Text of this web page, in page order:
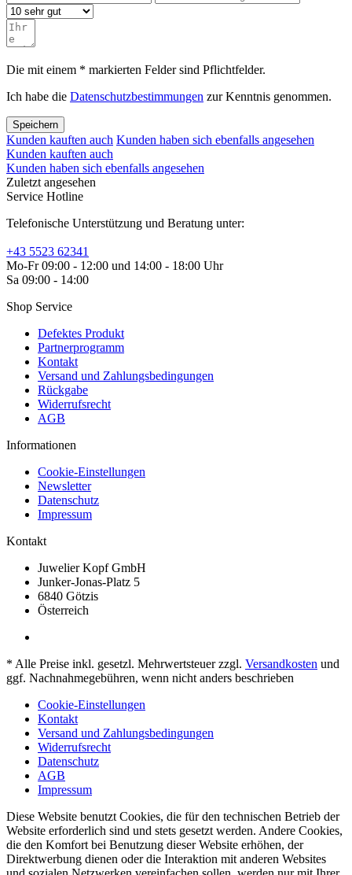
Die mit einem * markierten Felder sind Pflichtfelder.
Ich habe die Datenschutzbestimmungen zur Kenntnis genommen.
Speichern
Kunden kauften auch Kunden haben sich ebenfalls angesehen
Kunden kauften auch
Kunden haben sich ebenfalls angesehen
Zuletzt angesehen
Service Hotline
Telefonische Unterstützung und Beratung unter:
+43 5523 62341
Mo-Fr 09:00 - 12:00 und 14:00 - 18:00 Uhr
Sa 09:00 - 14:00
Shop Service
Defektes Produkt
Partnerprogramm
Kontakt
Versand und Zahlungsbedingungen
Rückgabe
Widerrufsrecht
AGB
Informationen
Cookie-Einstellungen
Newsletter
Datenschutz
Impressum
Kontakt
Juwelier Kopf GmbH
Junker-Jonas-Platz 5
6840 Götzis
Österreich
* Alle Preise inkl. gesetzl. Mehrwertsteuer zzgl. Versandkosten und
ggf. Nachnahmegebühren, wenn nicht anders beschrieben
Cookie-Einstellungen
Kontakt
Versand und Zahlungsbedingungen
Widerrufsrecht
Datenschutz
AGB
Impressum
Diese Website benutzt Cookies, die für den technischen Betrieb der
Website erforderlich sind und stets gesetzt werden. Andere Cookies,
die den Komfort bei Benutzung dieser Website erhöhen, der
Direktwerbung dienen oder die Interaktion mit anderen Websites